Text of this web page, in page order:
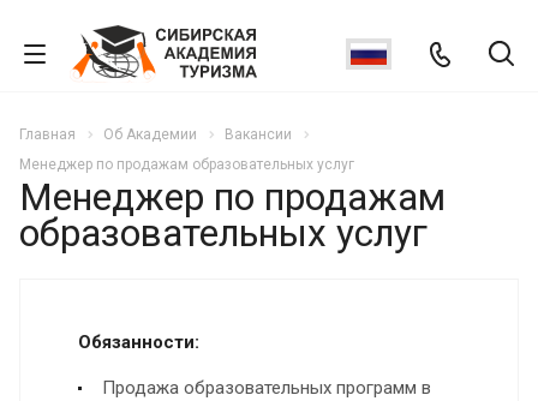
Главная Об Академии
Вакансии
Менеджер по продажам образовательных услуг
Менеджер по продажам
образовательных услуг
Обязанности:
Продажа образовательных программ в